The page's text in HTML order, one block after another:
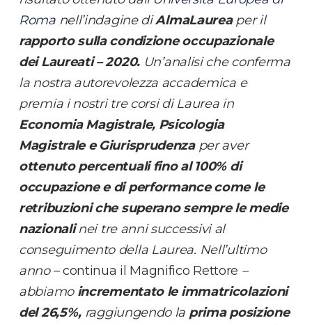
Romanell’indagine diAlmaLaurea per il
rapporto sulla condizione occupazionale
dei Laureati – 2020. Un’analisi che conferma
la nostra autorevolezza accademica e
premia i nostri tre corsi di Laurea in
Economia Magistrale, Psicologia
Magistrale e Giurisprudenzaper aver
ottenuto percentuali fino al 100% di
occupazione e di performance come le
retribuzioni che superano sempre le medie
nazionalinei tre anni successivi al
conseguimento della Laurea. Nell’ultimo
anno– continua il Magnifico Rettore –
abbiamo incrementato le immatricolazioni
del 26,5%, raggiungendo la prima posizione